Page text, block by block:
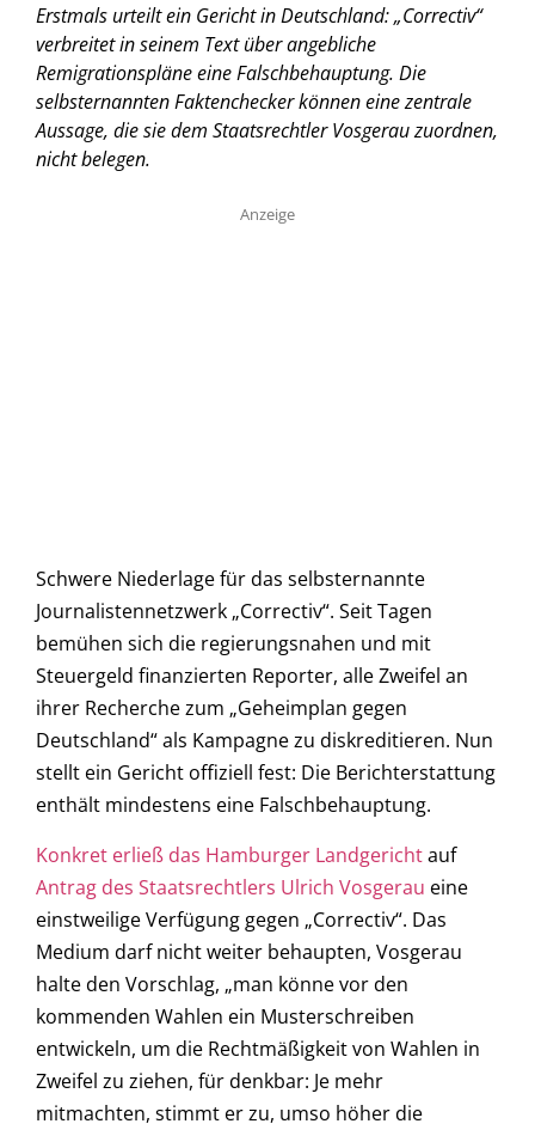
Erstmals urteilt ein Gericht in Deutschland: „Correctiv“
verbreitet in seinem Text über angebliche
Remigrationspläne eine Falschbehauptung. Die
selbsternannten Faktenchecker können eine zentrale
Aussage, die sie dem Staatsrechtler Vosgerau zuordnen,
nicht belegen.
Anzeige
Schwere Niederlage für das selbsternannte
Journalistennetzwerk „Correctiv“. Seit Tagen
bemühen sich die regierungsnahen und mit
Steuergeld finanzierten Reporter, alle Zweifel an
ihrer Recherche zum „Geheimplan gegen
Deutschland“ als Kampagne zu diskreditieren. Nun
stellt ein Gericht offiziell fest: Die Berichterstattung
enthält mindestens eine Falschbehauptung.
Konkret erließ das Hamburger Landgerichtauf
Antrag des Staatsrechtlers Ulrich Vosgerau eine
einstweilige Verfügung gegen „Correctiv“. Das
Medium darf nicht weiter behaupten, Vosgerau
halte den Vorschlag, „man könne vor den
kommenden Wahlen ein Musterschreiben
entwickeln, um die Rechtmäßigkeit von Wahlen in
Zweifel zu ziehen, für denkbar: Je mehr
mitmachten, stimmt er zu, umso höher die